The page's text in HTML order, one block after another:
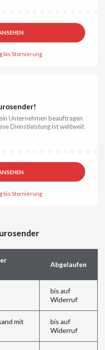
bis Stornierung
Unternehmen beauftragen
Dienstleistung ist weltweit
bis Stornierung
Abgelaufen
bis auf
Widerruf
mit
bis auf
Widerruf